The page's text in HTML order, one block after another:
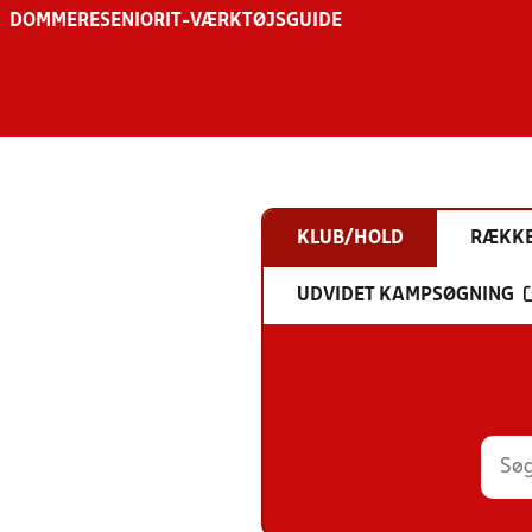
DOMMERESENIOR IT-VÆRKTØJSGUIDE
KLUB/HOLD
UDVIDET KAMPSØGNING